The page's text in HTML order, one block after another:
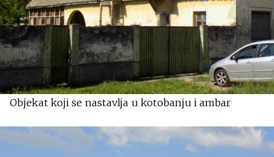
Objekat koji se nastavlja u kotobanju i ambar